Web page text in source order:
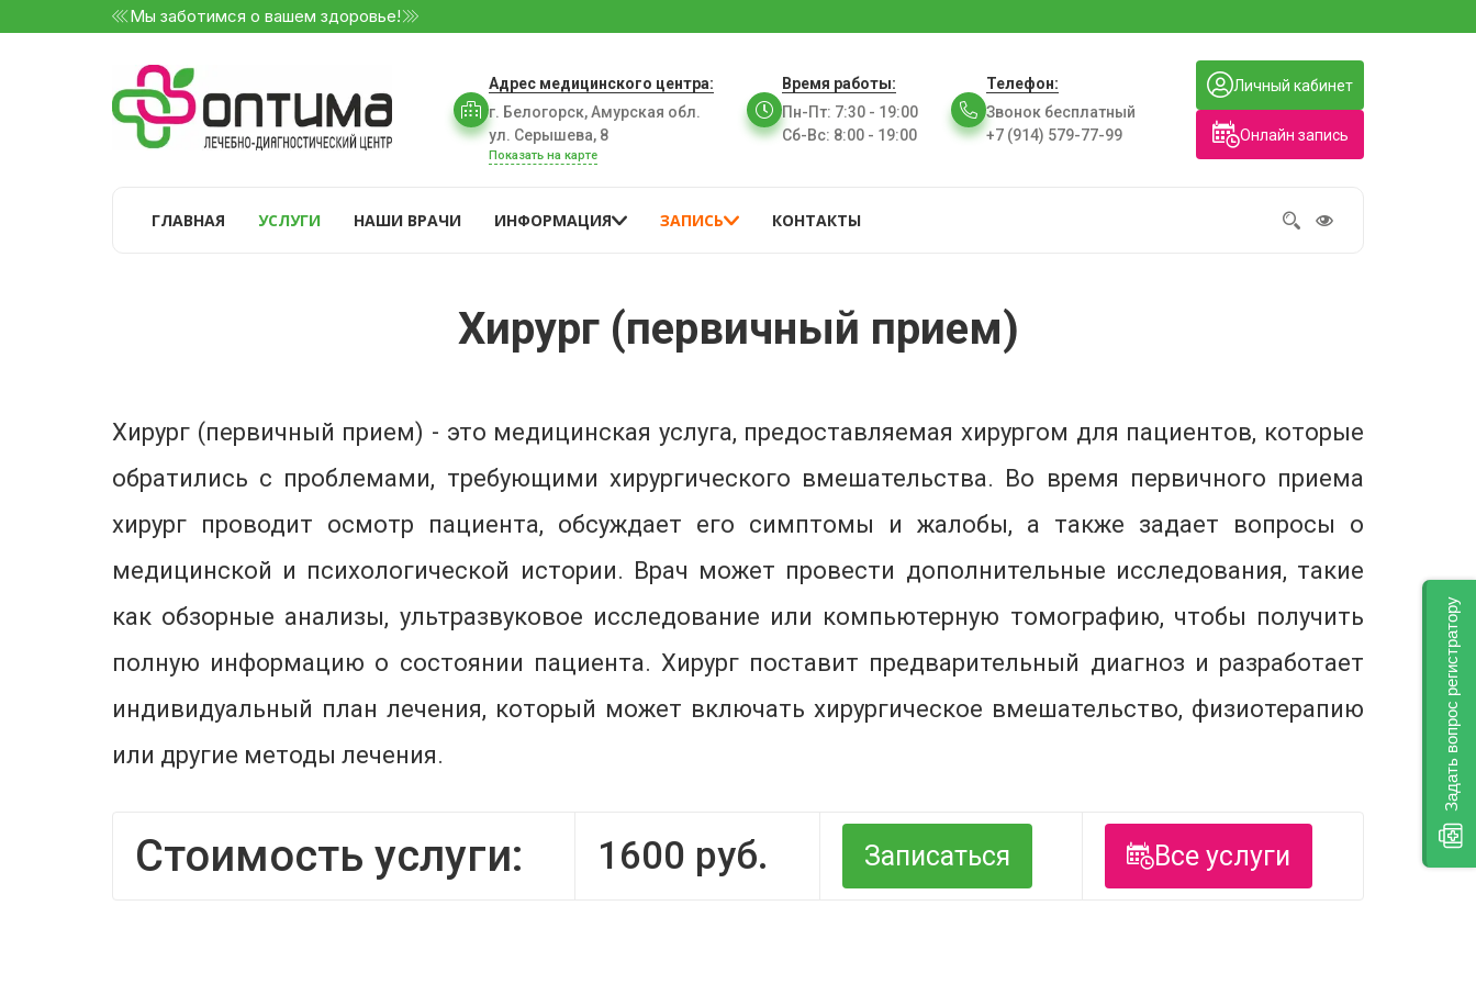
Мы заботимся о вашем здоровье!
Адрес медицинского центра:
г. Белогорск, Амурская обл.
ул. Серышева, 8
Показать на карте
Время работы:
Пн-Пт: 7:30 - 19:00
Сб-Вс: 8:00 - 19:00
Телефон:
Звонок бесплатный
+7 (914) 579-77-99
Онлайн запись
Личный кабинет
ГЛАВНАЯ УСЛУГИ НАШИ ВРАЧИ ИНФОРМАЦИЯ ЗАПИСЬ КОНТАКТЫ
Хирург (первичный прием)
Хирург (первичный прием) - это медицинская услуга, предоставляемая хирургом для пациентов, которые
обратились с проблемами, требующими хирургического вмешательства. Во время первичного приема
хирург проводит осмотр пациента, обсуждает его симптомы и жалобы, а также задает вопросы о
медицинской и психологической истории. Врач может провести дополнительные исследования, такие
как обзорные анализы, ультразвуковое исследование или компьютерную томографию, чтобы получить
полную информацию о состоянии пациента. Хирург поставит предварительный диагноз и разработает
индивидуальный план лечения, который может включать хирургическое вмешательство, физиотерапию
или другие методы лечения.
Стоимость услуги: 1600 руб. Записаться Все услуги
Задать вопрос регистратору